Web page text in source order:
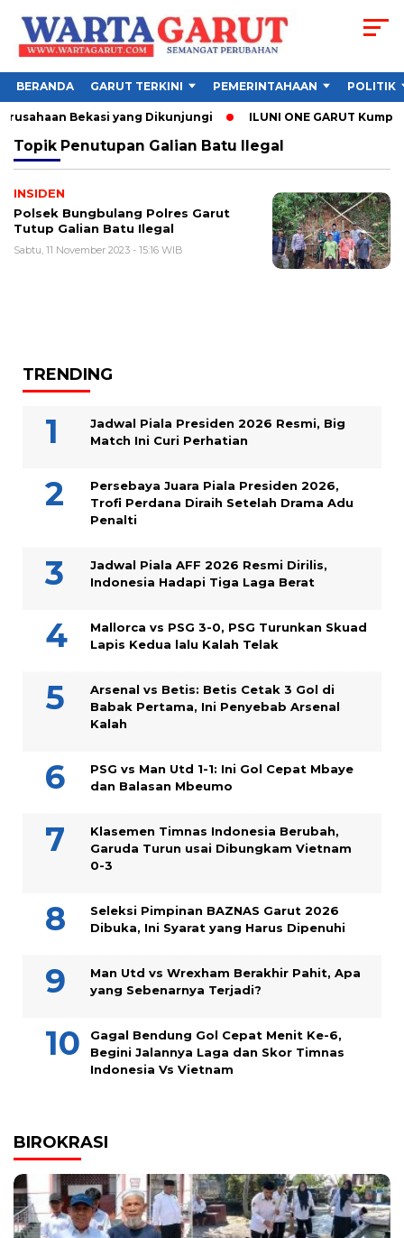
BERANDA GARUT TERKINI PEMERINTAHAAN POLITIK
Bekasi yang Dikunjungi ILUNI ONE GARUT
Topik Penutupan Galian Batu Ilegal
INSIDEN
Polsek Bungbulang Polres Garut
Tutup Galian Batu Ilegal
Sabtu, 11 November 2023 - 15:16 WIB
TRENDING
Jadwal Piala Presiden 2026 Resmi, Big
Match Ini Curi Perhatian
Persebaya Juara Piala Presiden 2026,
Trofi Perdana Diraih Setelah Drama Adu
Penalti
Jadwal Piala AFF 2026 Resmi Dirilis,
Indonesia Hadapi Tiga Laga Berat
Mallorca vs PSG 3-0, PSG Turunkan Skuad
Lapis Kedua lalu Kalah Telak
Arsenal vs Betis: Betis Cetak 3 Gol di
Babak Pertama, Ini Penyebab Arsenal
Kalah
PSG vs Man Utd 1-1: Ini Gol Cepat Mbaye
dan Balasan Mbeumo
Klasemen Timnas Indonesia Berubah,
Garuda Turun usai Dibungkam Vietnam
0-3
Seleksi Pimpinan BAZNAS Garut 2026
Dibuka, Ini Syarat yang Harus Dipenuhi
Man Utd vs Wrexham Berakhir Pahit, Apa
yang Sebenarnya Terjadi?
Gagal Bendung Gol Cepat Menit Ke-6,
Begini Jalannya Laga dan Skor Timnas
Indonesia Vs Vietnam
BIROKRASI